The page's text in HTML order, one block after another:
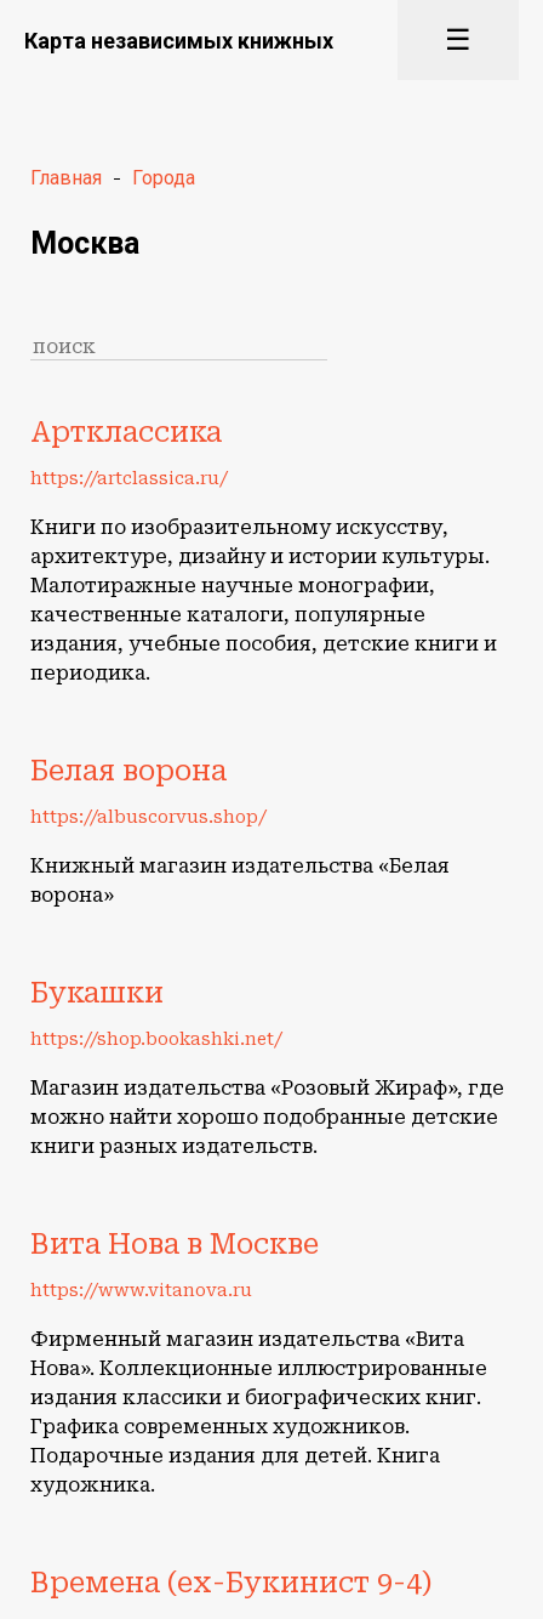
Карта независимых книжных ☰
Главная - Города
Москва
Артклассика
https://artclassica.ru/
Книги по изобразительному искусству,
архитектуре, дизайну и истории культуры.
Малотиражные научные монографии,
качественные каталоги, популярные
издания, учебные пособия, детские книги и
периодика.
Белая ворона
https://albuscorvus.shop/
Книжный магазин издательства «Белая
ворона»
Букашки
https://shop.bookashki.net/
Магазин издательства «Розовый Жираф», где
можно найти хорошо подобранные детские
книги разных издательств.
Вита Нова в Москве
https://www.vitanova.ru
Фирменный магазин издательства «Вита
Нова». Коллекционные иллюстрированные
издания классики и биографических книг.
Графика современных художников.
Подарочные издания для детей. Книга
художника.
Времена (ex-Букинист 9-4)